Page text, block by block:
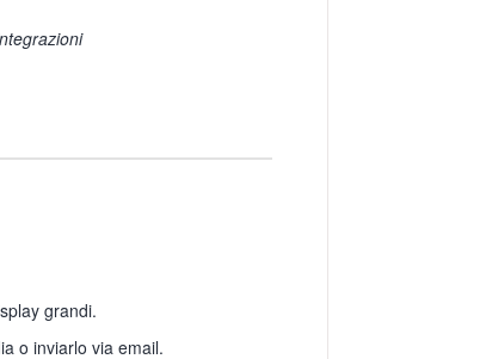
grandi.
o inviarlo via email.